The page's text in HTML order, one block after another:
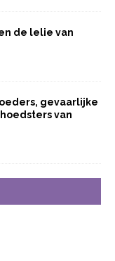
de lelie van
gevaarlijke
van